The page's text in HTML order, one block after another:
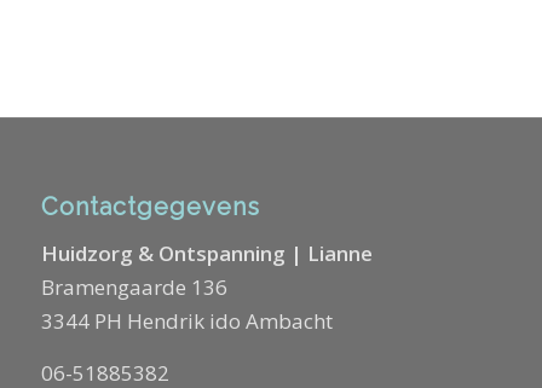
Contactgegevens
Huidzorg & Ontspanning | Lianne
Bramengaarde 136
3344 PH Hendrik ido Ambacht
06-51885382